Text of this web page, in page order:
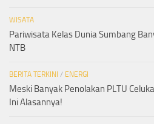
WISATA
Pariwisata Kelas Dunia Sumbang
NTB
BERITA TERKINI / ENERGI
Meski Banyak Penolakan PLTU
Ini Alasannya!